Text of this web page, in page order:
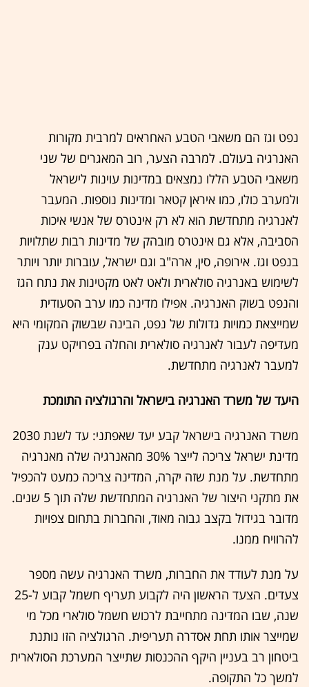
נפט וגז הם משאבי הטבע האחראים למרבית מקורות
האנרגיה בעולם. למרבה הצער, רוב המאגרים של שני
משאבי הטבע הללו נמצאים במדינות עוינות לישראל
ולמערב כולו, כמו איראן קטאר ומדינות נוספות. המעבר
לאנרגיה מתחדשת הוא לא רק אינטרס של אנשי איכות
הסביבה, אלא גם אינטרס מובהק של מדינות רבות שתלויות
בנפט וגז. אירופה, סין, ארה"ב וגם ישראל, עוברות יותר ויותר
לשימוש באנרגיה סולארית ולאט לאט מקטינות את נתח הגז
והנפט בשוק האנרגיה. אפילו מדינה כמו ערב הסעודית
שמייצאת כמויות גדולות של נפט, הבינה שבשוק המקומי היא
מעדיפה לעבור לאנרגיה סולארית והחלה בפרויקט ענק
למעבר לאנרגיה מתחדשת.
היעד של משרד האנרגיה בישראל והרגולציה התומכת
משרד האנרגיה בישראל קבע יעד שאפתני: עד לשנת 2030
מדינת ישראל צריכה לייצר 30% מהאנרגיה שלה מאנרגיה
מתחדשת. על מנת שזה יקרה, המדינה צריכה כמעט להכפיל
את מתקני היצור של האנרגיה המתחדשת שלה תוך 5 שנים.
מדובר בגידול בקצב גבוה מאוד, והחברות בתחום צפויות
להרוויח ממנו.
על מנת לעודד את החברות, משרד האנרגיה עשה מספר
צעדים. הצעד הראשון היה לקבוע תעריף חשמל קבוע ל-25
שנה, שבו המדינה מתחייבת לרכוש חשמל סולארי מכל מי
שמייצר אותו תחת אסדרה תעריפית. הרגולציה הזו נותנת
ביטחון רב בעניין היקף ההכנסות שתייצר המערכת הסולארית
למשך כל התקופה.